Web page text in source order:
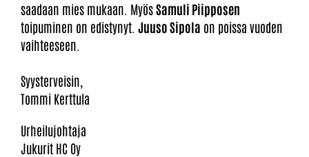
saadaan mies mukaan. MyösSamuli Piipposen
toipuminen on edistynyt. Juuso Sipola on poissa vuoden
vaihteeseen.
Syysterveisin,
Tommi Kerttula
Urheilujohtaja
Jukurit HC Oy